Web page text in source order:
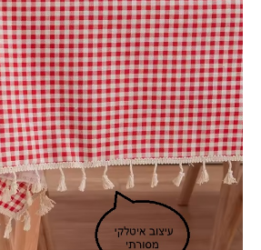
איכותית
בסגנון
איטלקי
איטליה
140x300
ס"מ